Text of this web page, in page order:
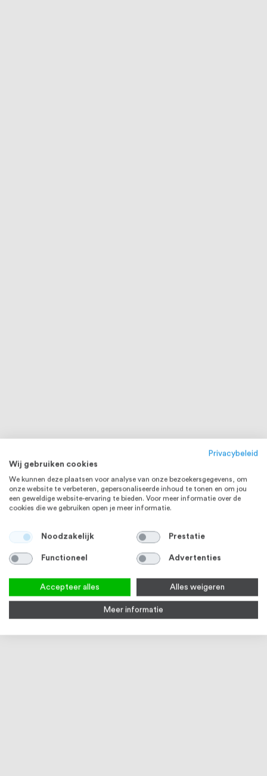
Privacybeleid
Wij gebruiken cookies
We kunnen deze plaatsen voor analyse van onze bezoekersgegevens, om
onze website te verbeteren, gepersonaliseerde inhoud te tonen en om jou
een geweldige website-ervaring te bieden. Voor meer informatie over de
cookies die we gebruiken open je meer informatie.
Noodzakelijk Prestatie
Functioneel Advertenties
Accepteer alles Alles weigeren
Meer informatie